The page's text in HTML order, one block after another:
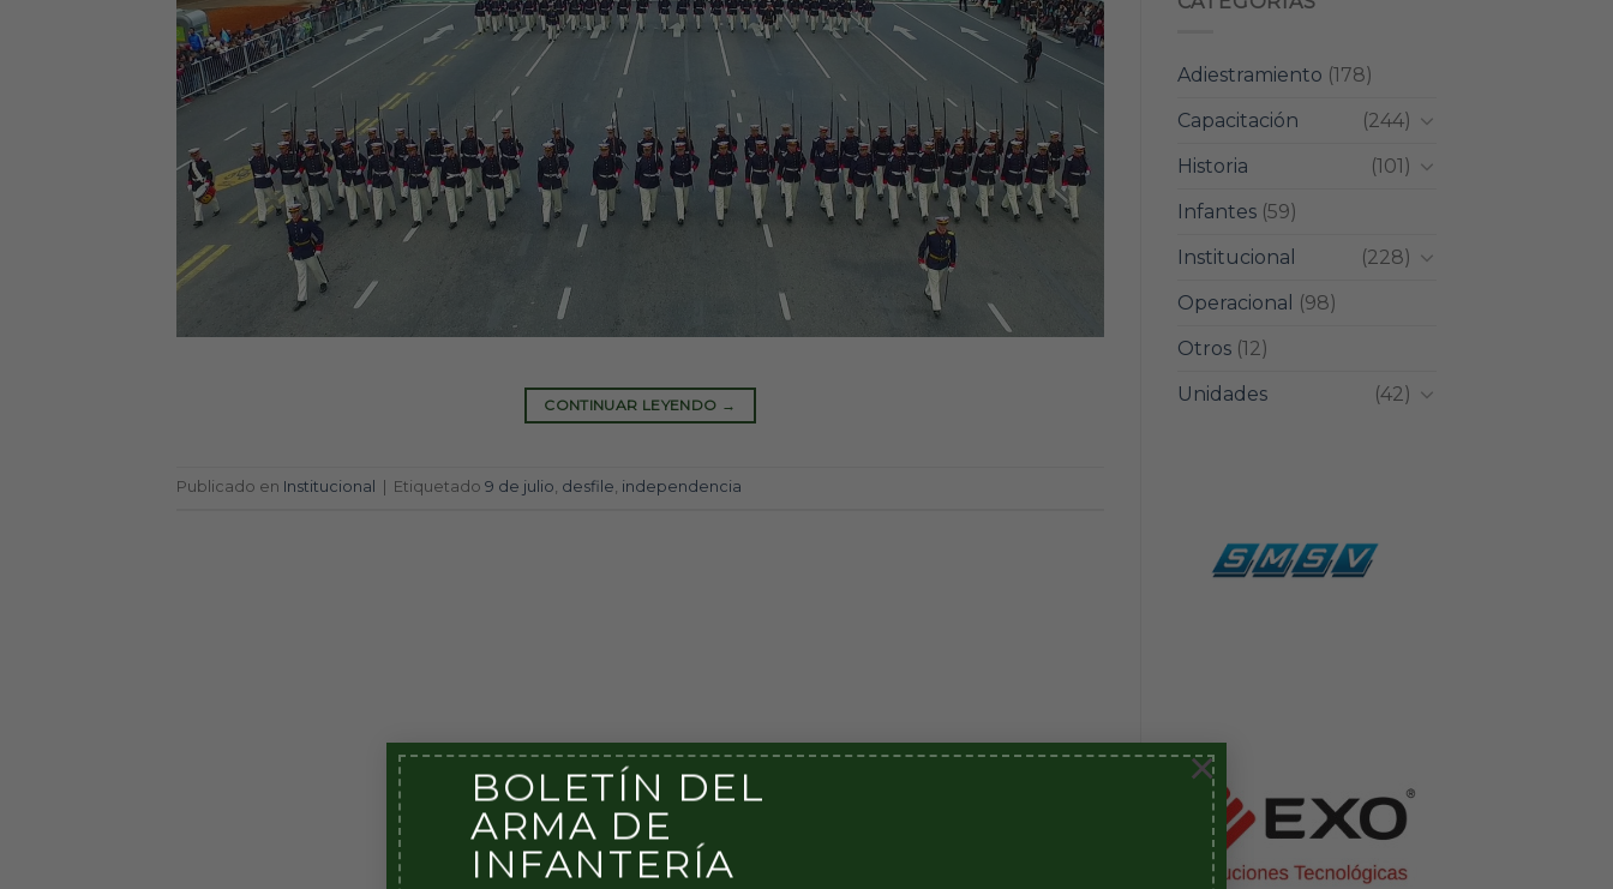
BOLETÍN DEL
ARMA DE
INFANTERÍA
×
CONTINUAR LEYENDO →
Publicado en Institucional Etiquetado 9 de julio, desfile, independencia
Adiestramiento (178)
Capacitación
(244)
Historia
(101)
Infantes(59)
Institucional
(228)
Operacional
(98)
Otros(12)
Unidades
(42)